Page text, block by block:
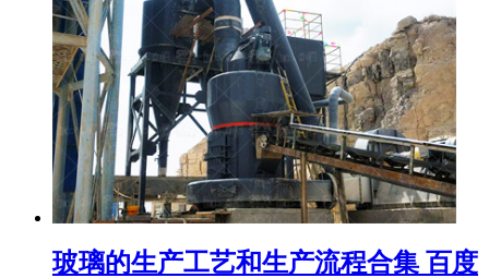
玻璃的生产工艺和生产流程合集 百度